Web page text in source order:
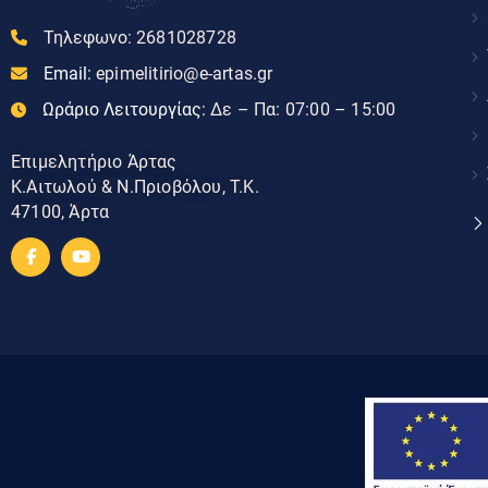
Τηλεφωνο: 2681028728
Email: epimelitirio@e-artas.gr
Ωράριο Λειτουργίας: Δε – Πα: 07:00 – 15:00
Επιμελητήριο Άρτας
Κ.Αιτωλού & Ν.Πριοβόλου, Τ.Κ.
47100, Άρτα